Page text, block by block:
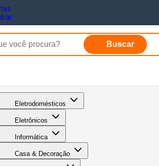
Buscar
Eletrodomésticos
Eletrônicos
Informática
Casa & Decoração